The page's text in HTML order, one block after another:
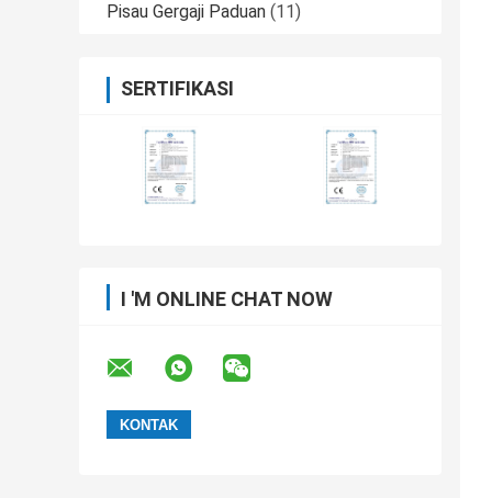
Pisau Gergaji Paduan (11)
SERTIFIKASI
I 'M ONLINE CHAT NOW